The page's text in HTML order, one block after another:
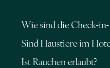
Wie sind die Check-
Sind Haustiere im
Ist Rauchen erlaubt?